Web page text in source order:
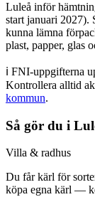
Luleå inför
start januari 2027).
kunna lämna
plast, papper, glas
ℹ️ FNI-uppgifterna
Kontrollera alltid
kommun.
Så gör du i
Villa & radhus
Du får kärl för
köpa egna kärl —